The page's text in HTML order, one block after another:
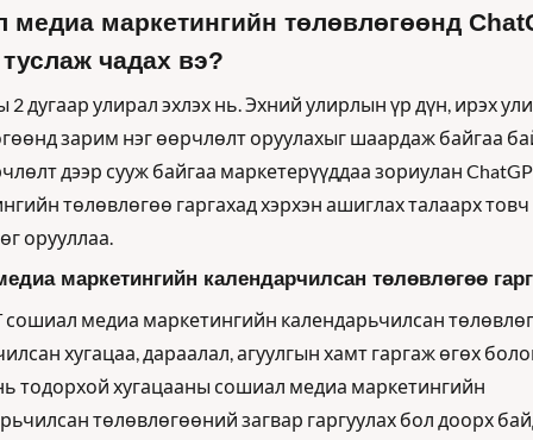
маркетингийн төлөвлөгөөнд
чадах вэ?
2 дугаар улирал эхлэх нь. Эхний улирлын үр дүн, ирэх
зарим нэг өөрчлөлт оруулахыг шаардаж байгаа
дээр сууж байгаа маркетерүүддаа зориулан
төлөвлөгөө гаргахад хэрхэн ашиглах талаарх товч
орууллаа.
маркетингийн календарчилсан төлөвлөгөө
сошиал медиа маркетингийн календарьчилсан
хугацаа, дараалал, агуулгын хамт гаргаж өгөх
тодорхой хугацааны сошиал медиа маркетингийн